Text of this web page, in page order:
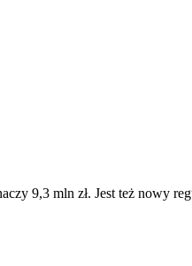
9,3 mln zł. Jest też nowy